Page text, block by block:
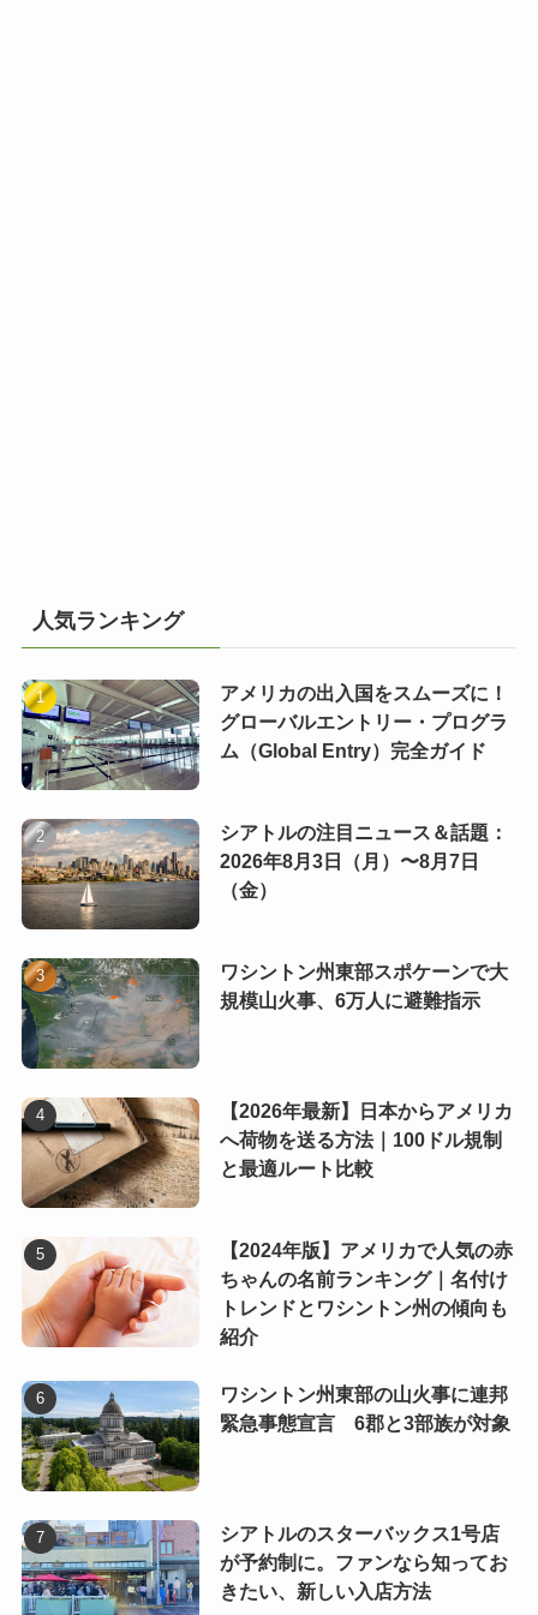
人気ランキング
アメリカの出入国をスムーズに！
グローバルエントリー・プログラ
ム（Global Entry）完全ガイド
シアトルの注目ニュース＆話題：
2026年8月3日（月）〜8月7日
（金）
ワシントン州東部スポケーンで大
規模山火事、6万人に避難指示
【2026年最新】日本からアメリカ
へ荷物を送る方法｜100ドル規制
と最適ルート比較
【2024年版】アメリカで人気の赤
ちゃんの名前ランキング｜名付け
トレンドとワシントン州の傾向も
紹介
ワシントン州東部の山火事に連邦
緊急事態宣言 6郡と3部族が対象
シアトルのスターバックス1号店
が予約制に。ファンなら知ってお
きたい、新しい入店方法